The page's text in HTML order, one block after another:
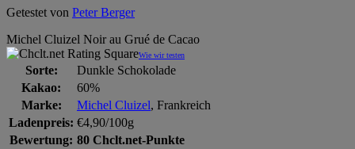
Getestet von Peter Berger
Michel Cluizel Noir au Grué de Cacao
Wie wir testen
Sorte:
Dunkle Schokolade
Kakao:
60%
Marke:
Michel Cluizel, Frankreich
Ladenpreis: €4,90/100g
Bewertung: 80 Chclt.net-Punkte